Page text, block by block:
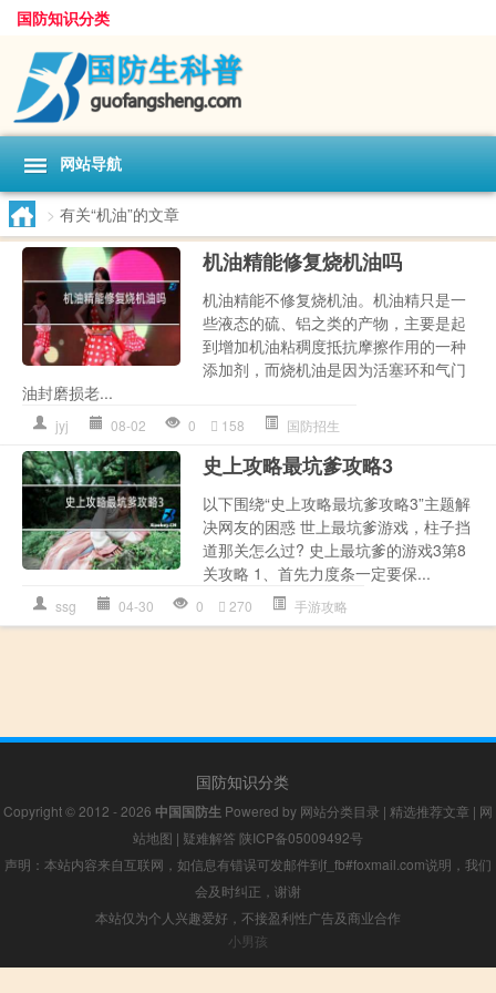
国防知识分类
网站导航
> 有关“机油”的文章
机油精能修复烧机油吗
机油精能不修复烧机油。机油精只是一
些液态的硫、铝之类的产物，主要是起
到增加机油粘稠度抵抗摩擦作用的一种
添加剂，而烧机油是因为活塞环和气门
油封磨损老...
jyj 08-02 0 158 国防招生
史上攻略最坑爹攻略3
以下围绕“史上攻略最坑爹攻略3”主题解
决网友的困惑 世上最坑爹游戏，柱子挡
道那关怎么过? 史上最坑爹的游戏3第8
关攻略 1、首先力度条一定要保...
ssg 04-30 0 270 手游攻略
国防知识分类
Copyright © 2012 - 2026 中国国防生 Powered by 网站分类目录 | 精选推荐文章 | 网
站地图 | 疑难解答 陕ICP备05009492号
声明：本站内容来自互联网，如信息有错误可发邮件到f_fb#foxmail.com说明，我们
会及时纠正，谢谢
本站仅为个人兴趣爱好，不接盈利性广告及商业合作
小男孩